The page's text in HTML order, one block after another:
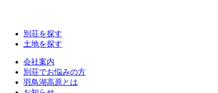
別荘を探す
土地を探す
会社案内
別荘でお悩みの方
羽鳥湖高原とは